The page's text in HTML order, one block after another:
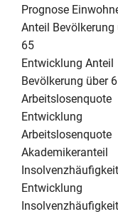
Prognose
Anteil Bevölkerung
65
Entwicklung Anteil
Bevölkerung über
Arbeitslosenquote
Entwicklung
Arbeitslosenquote
Akademikeranteil
Insolvenzhäufigkeit
Entwicklung
Insolvenzhäufigkeit